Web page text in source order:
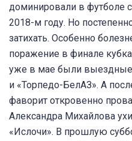
доминировали в футболе
2018-м году. Но
затихать. Особенно
поражение в финале
уже в мае были
и «Торпедо-БелАЗ». А
фаворит откровенно
Александра Михайлова
«Ислочи». В прошлую